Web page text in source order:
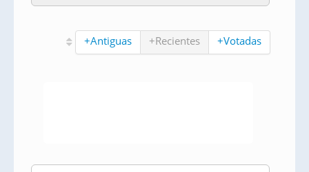
+Antiguas +Recientes +Votadas